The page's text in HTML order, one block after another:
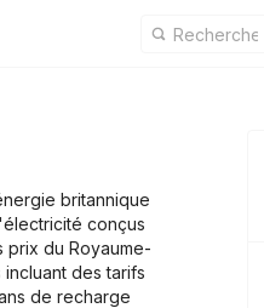
britannique
conçus
du Royaume-
des tarifs
de recharge